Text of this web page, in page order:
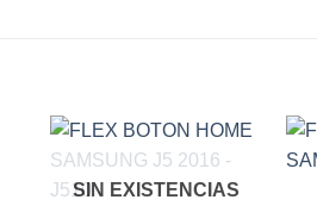
SIN EXISTENCIAS